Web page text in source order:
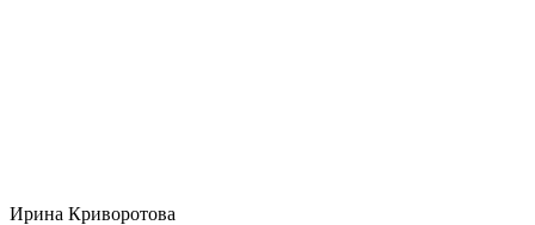
Ирина Криворотова